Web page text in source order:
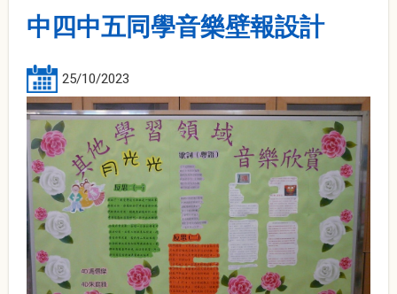
中四中五同學音樂壁報設計
25/10/2023